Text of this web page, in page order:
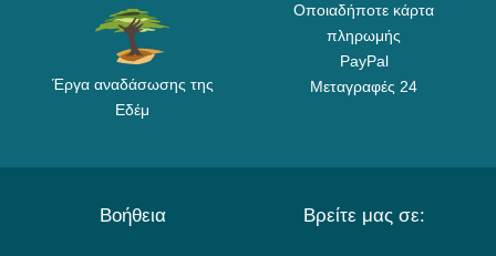
Έργα αναδάσωσης της
Εδέμ
Οποιαδήποτε κάρτα
πληρωμής
PayPal
Μεταγραφές 24
Βοήθεια Βρείτε μας σε: